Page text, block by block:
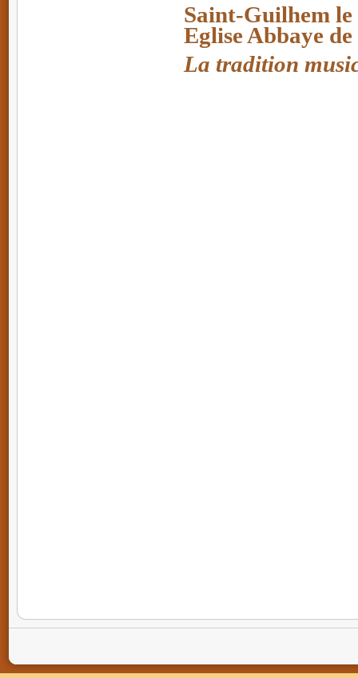
Saint-Guilhem
Eglise Abbaye
La tradition